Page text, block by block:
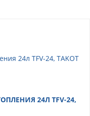
24Л TFV-24,